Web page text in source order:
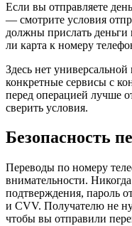
Если вы отправляете
— смотрите условия
должны прислать
ли карта к номеру
Здесь нет
конкретные сервисы с
перед операцией лучше
сверить условия.
Безопасность
Переводы по номеру
внимательности.
подтверждения, пароль
и CVV. Получателю не
чтобы вы отправили